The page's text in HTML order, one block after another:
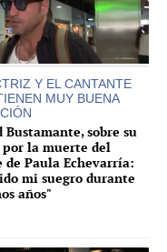
Y EL CANTANTE
MUY BUENA
Bustamante, sobre su
la muerte del
de Paula Echevarría:
mi suegro durante
años"